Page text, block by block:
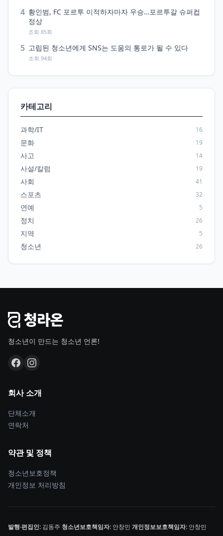
4 황인범, FC 포르투 이적하자마자 우승…포르투갈 슈퍼컵
정상
조회 85회
5 고립된 청소년에게 SNS는 도움의 통로가 될 수 있다
조회 94회
카테고리
과학/IT 16
문화 19
사고 14
사설/칼럼 19
사회 41
스포츠 32
연예 5
정치 26
지역 5
청소년 26
청소년이 만드는 청소년 언론!
회사 소개
단체소개
연락처
약관 및 정책
청소년보호정책
개인정보 처리방침
발행·편집인: 김동주 청소년보호책임자: 안창민 개인정보보호책임자: 안창민